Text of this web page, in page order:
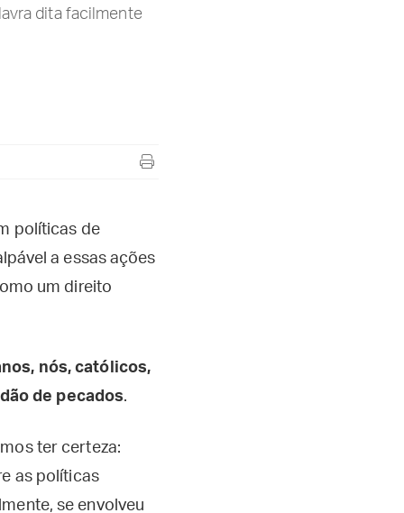
dita facilmente
políticas de
a essas ações
um direito
nós, católicos,
de pecados.
ter certeza:
as políticas
se envolveu